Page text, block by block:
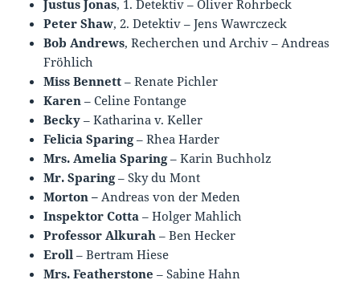
Justus Jonas, 1. Detektiv – Oliver Rohrbeck
Peter Shaw, 2. Detektiv – Jens Wawrczeck
Bob Andrews, Recherchen und Archiv – Andreas
Fröhlich
Miss Bennett – Renate Pichler
Karen – Celine Fontange
Becky – Katharina v. Keller
Felicia Sparing– Rhea Harder
Mrs. Amelia Sparing– Karin Buchholz
Mr. Sparing– Sky du Mont
Morton – Andreas von der Meden
Inspektor Cotta – Holger Mahlich
Professor Alkurah – Ben Hecker
Eroll – Bertram Hiese
Mrs. Featherstone – Sabine Hahn